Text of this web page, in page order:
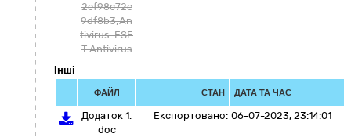
2ef98c72e
9df8b3;An
tivirus: ESE
T Antivirus
Інші
ФАЙЛ СТАН ДАТА ТА ЧАС
Додаток 1.
doc
Експортовано: 06-07-2023, 23:14:01